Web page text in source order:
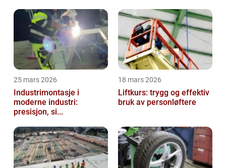
25 mars 2026
Industrimontasje i
moderne industri:
presisjon, si...
18 mars 2026
Liftkurs: trygg og effektiv
bruk av personløftere